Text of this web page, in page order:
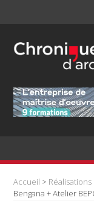
Accueil > Réalisations
Bengana + Atelier